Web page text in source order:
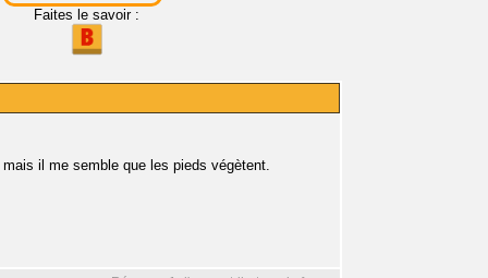
Faites le savoir :
il me semble que les pieds végètent.